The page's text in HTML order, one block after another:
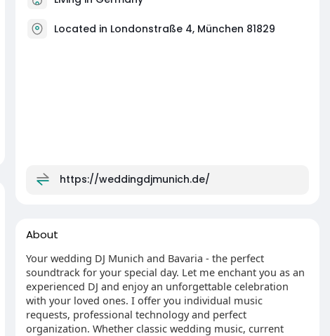
Located in Londonstraße 4, München 81829
https://weddingdjmunich.de/
About
Your wedding DJ Munich and Bavaria - the perfect
soundtrack for your special day. Let me enchant you as an
experienced DJ and enjoy an unforgettable celebration
with your loved ones. I offer you individual music
requests, professional technology and perfect
organization. Whether classic wedding music, current